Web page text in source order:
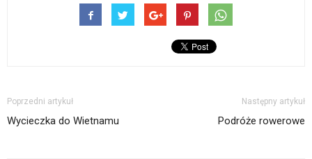
Poprzedni artykuł
Wycieczka do Wietnamu
Następny artykuł
Podróże rowerowe